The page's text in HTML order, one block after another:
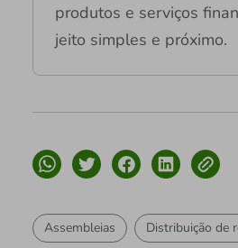
produtos e serviços
jeito simples e próximo.
Assembleias Distribuição de